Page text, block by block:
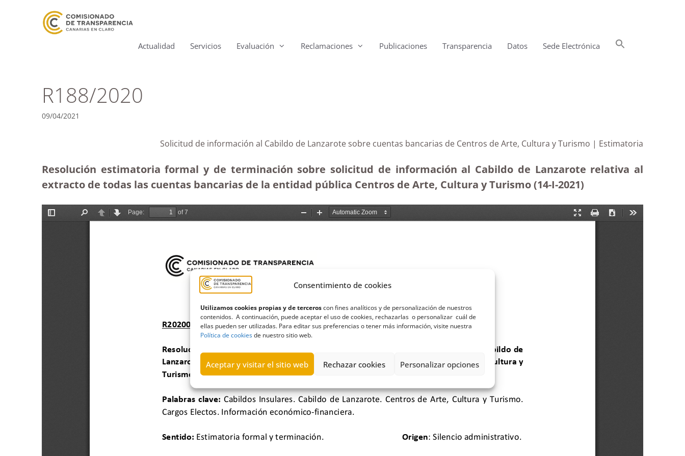
Consentimiento de cookies
Utilizamos cookies propias y de terceroscon fines analíticos y de personalización de nuestros
contenidos. A continuación, puede aceptar el uso de cookies, rechazarlas o personalizar cuál de
ellas pueden ser utilizadas. Para editar sus preferencias o tener más información, visite nuestra
Política de cookiesde nuestro sitio web.
Aceptar y visitar el sitio web Rechazar cookies Personalizar opciones
Actualidad Servicios Evaluación Reclamaciones Publicaciones Transparencia Datos Sede Electrónica
R188/2020
09/04/2021
Solicitud de información al Cabildo de Lanzarote sobre cuentas bancarias de Centros de Arte, Cultura y Turismo | Estimatoria
Resolución estimatoria formal y de terminación sobre solicitud de información al Cabildo de Lanzarote relativa al
extracto de todas las cuentas bancarias de la entidad pública Centros de Arte, Cultura y Turismo (14-I-2021)